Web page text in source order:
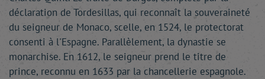
déclaration de Tordesillas, qui reconnaît la souveraineté
du seigneur de Monaco, scelle, en 1524, le protectorat
consenti à l'Espagne. Parallèlement, la dynastie se
monarchise. En 1612, le seigneur prend le titre de
prince, reconnu en 1633 par la chancellerie espagnole.